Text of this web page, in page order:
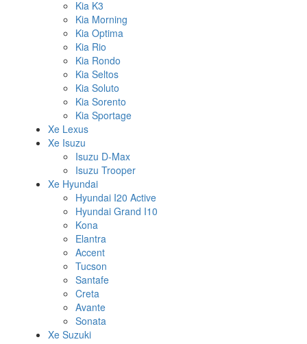
Kia K3
Kia Morning
Kia Optima
Kia Rio
Kia Rondo
Kia Seltos
Kia Soluto
Kia Sorento
Kia Sportage
Xe Lexus
Xe Isuzu
Isuzu D-Max
Isuzu Trooper
Xe Hyundai
Hyundai I20 Active
Hyundai Grand I10
Kona
Elantra
Accent
Tucson
Santafe
Creta
Avante
Sonata
Xe Suzuki